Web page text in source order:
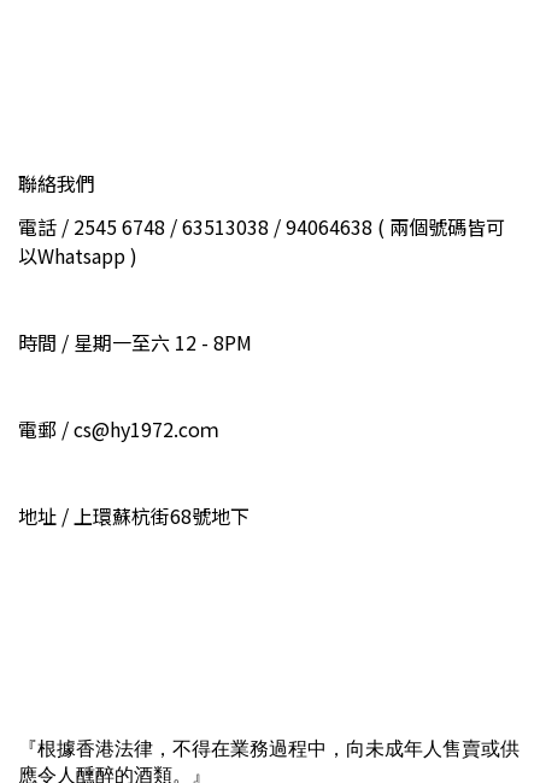
聯絡我們
電話 / 2545 6748 / 63513038 / 94064638 ( 兩個號碼皆可
以Whatsapp )
時間 / 星期一至六 12 - 8PM
電郵 / cs@hy1972.coｍ
地址 / 上環蘇杭街68號地下
『根據香港法律，不得在業務過程中，向未成年人售賣或供
應令人醺醉的酒類。』